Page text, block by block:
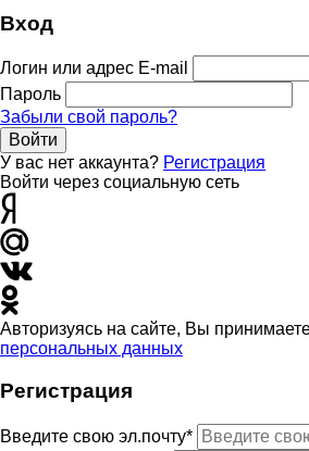
Вход
Логин или адрес E-mail
Пароль
Забыли свой пароль?
Войти
У вас нет аккаунта? Регистрация
Войти через социальную сеть
Авторизуясь на сайте, Вы
персональных данных
Регистрация
Введите свою эл.почту*